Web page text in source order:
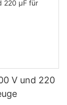
V und 220